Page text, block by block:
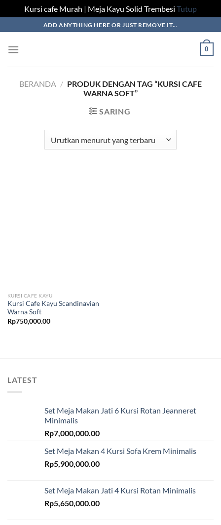
Kursi cafe Murah | Meja Kayu Solid Trembesi Tutup
to
content
ADD ANYTHING HERE OR JUST REMOVE IT...
0
BERANDA / PRODUK DENGAN TAG “KURSI CAFE
WARNA SOFT”
SARING
KURSI CAFE KAYU
Kursi Cafe Kayu Scandinavian
Warna Soft
Rp750,000.00
LATEST
Set Meja Makan Jati 6 Kursi Rotan Jeanneret
Minimalis
Rp7,000,000.00
Set Meja Makan 4 Kursi Sofa Krem Minimalis
Rp5,900,000.00
Set Meja Makan Jati 4 Kursi Rotan Minimalis
Rp5,650,000.00